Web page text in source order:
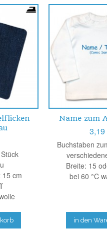
15 cm
Name zum
3,19
Buchstaben
Breite: 15
bei 60 °C
in den